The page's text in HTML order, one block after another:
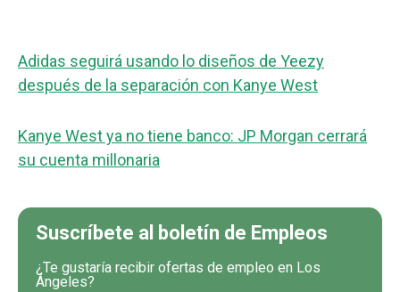
Adidas seguirá usando lo diseños de Yeezy
después de la separación con Kanye West
Kanye West ya no tiene banco: JP Morgan cerrará
su cuenta millonaria
Suscríbete al boletín de Empleos
¿Te gustaría recibir ofertas de empleo en Los
Ángeles?